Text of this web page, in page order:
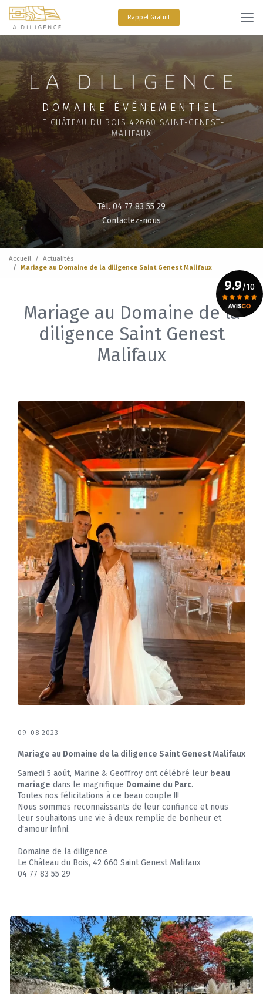
Aller
contenu
Rappel Gratuit
9.9/10
DOMAINE ÉVÉNEMENTIEL
LE CHÂTEAU DU BOIS 42660 SAINT-GENEST-
MALIFAUX
Tél. 04 77 83 55 29
Contactez-nous
Accueil
Actualités
Mariage au Domaine de la diligence Saint Genest Malifaux
Mariage au Domaine de la
diligence Saint Genest
Malifaux
09-08-2023
Mariage au Domaine de la diligence Saint Genest Malifaux
Samedi 5 août, Marine & Geoffroy ont célébré leur beau
mariage dans le magnifique Domaine du Parc.
Toutes nos félicitations à ce beau couple !!!
Nous sommes reconnaissants de leur confiance et nous
leur souhaitons une vie à deux remplie de bonheur et
d'amour infini.
Domaine de la diligence
Le Château du Bois, 42 660 Saint Genest Malifaux
04 77 83 55 29